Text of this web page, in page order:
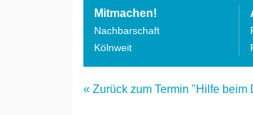
Mitmachen!
Nachbarschaft
Kölnweit
« Zurück zum Termin "Hilfe beim